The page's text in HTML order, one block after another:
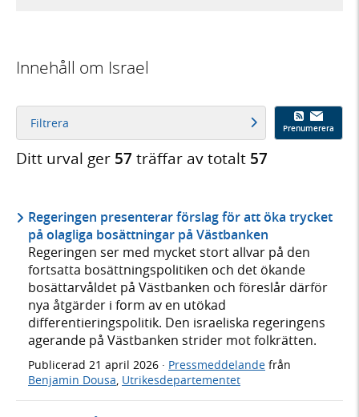
Innehåll om Israel
Filtrera Prenumerera
Ditt urval ger 57 träffar av totalt 57
Regeringen presenterar förslag för att öka trycket
på olagliga bosättningar på Västbanken
Regeringen ser med mycket stort allvar på den
fortsatta bosättningspolitiken och det ökande
bosättarvåldet på Västbanken och föreslår därför
nya åtgärder i form av en utökad
differentieringspolitik. Den israeliska regeringens
agerande på Västbanken strider mot folkrätten.
Publicerad 21 april 2026 · Pressmeddelande från
Benjamin Dousa, Utrikesdepartementet